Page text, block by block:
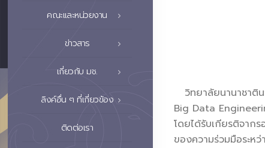
คณะและหน่วยงาน
ข่าวสาร
เกี่ยวกับ มช.
ลิงค์อื่น ๆ ที่เกี่ยวข้อง
ติดต่อเรา
วิทยาลัยนานาชาติ
Big Data
โดยได้รับเกียรติจาก
ของความร่วมมือระห